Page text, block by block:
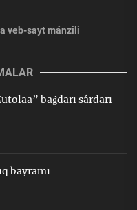
veb-sayt mánzili
baǵdarı sárdarı
bayramı